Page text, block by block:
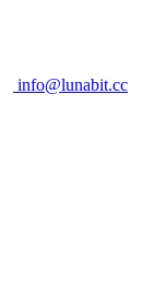
info@lunabit.cc